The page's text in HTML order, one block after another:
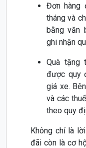
Đơn hàng
tháng và
bằng văn
ghi nhận
Quà tặng
được quy
giá xe.
và các
theo quy
Không chỉ là
đãi còn là cơ